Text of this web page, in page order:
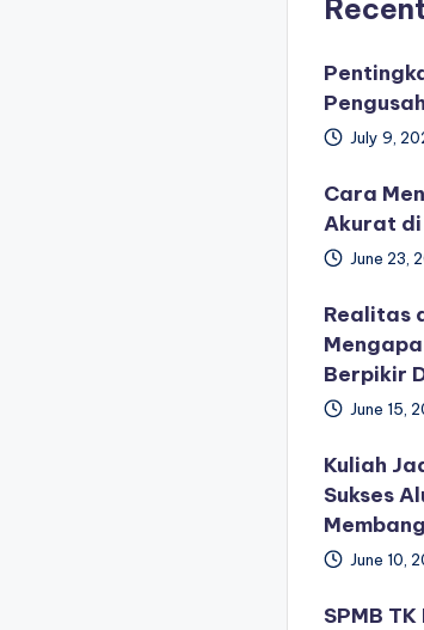
July 9,
Cara
Akurat di
June 23,
Realitas
Berpikir
June 15,
Kuliah
Sukses
June 10,
SPMB